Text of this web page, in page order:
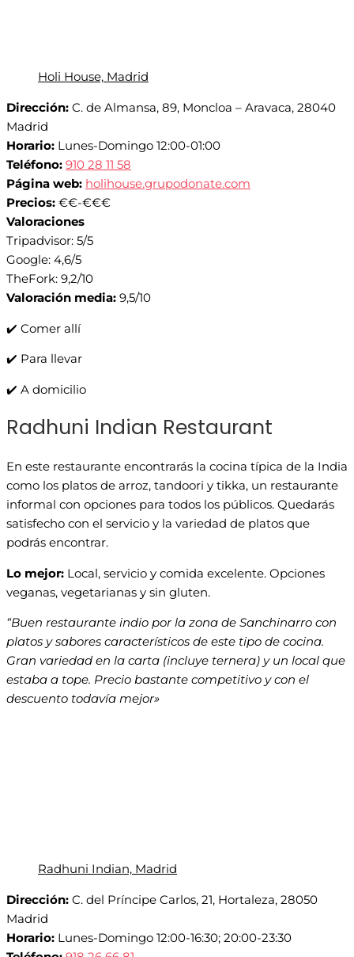
Holi House, Madrid
Dirección: C. de Almansa, 89, Moncloa – Aravaca, 28040
Madrid
Horario: Lunes-Domingo 12:00-01:00
Teléfono: 910 28 11 58
Página web: holihouse.grupodonate.com
Precios: €€-€€€
Valoraciones
Tripadvisor: 5/5
Google: 4,6/5
TheFork: 9,2/10
Valoración media: 9,5/10
✔️ Comer allí
✔️ Para llevar
✔️ A domicilio
Radhuni Indian Restaurant
En este restaurante encontrarás la cocina típica de la India
como los platos de arroz, tandoori y tikka, un restaurante
informal con opciones para todos los públicos. Quedarás
satisfecho con el servicio y la variedad de platos que
podrás encontrar.
Lo mejor: Local, servicio y comida excelente. Opciones
veganas, vegetarianas y sin gluten.
“Buen restaurante indio por la zona de Sanchinarro con
platos y sabores característicos de este tipo de cocina.
Gran variedad en la carta (incluye ternera) y un local que
estaba a tope. Precio bastante competitivo y con el
descuento todavía mejor»
Radhuni Indian, Madrid
Dirección: C. del Príncipe Carlos, 21, Hortaleza, 28050
Madrid
Horario: Lunes-Domingo 12:00-16:30; 20:00-23:30